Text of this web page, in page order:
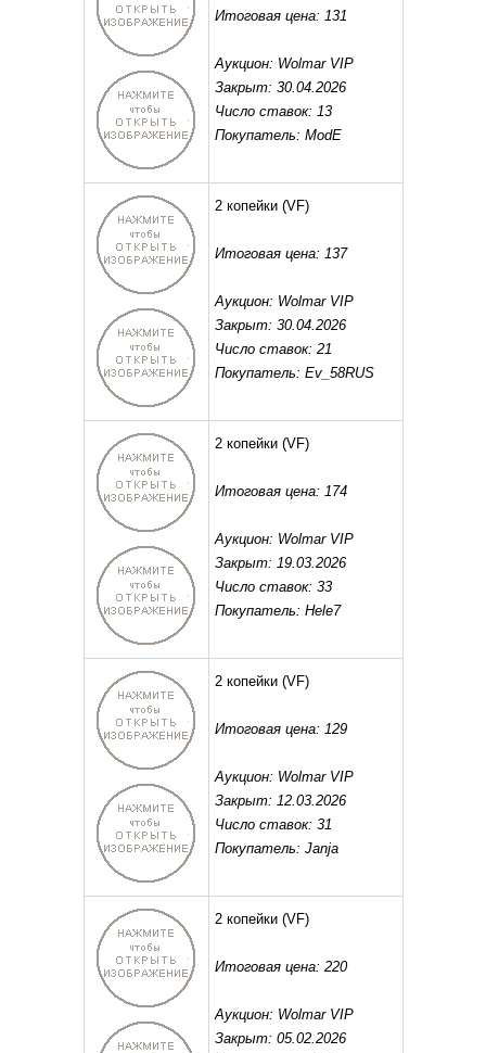
Итоговая цена: 131
Аукцион: Wolmar VIP
Закрыт: 30.04.2026
Число ставок: 13
Покупатель: ModE
2 копейки(VF)
Итоговая цена: 137
Аукцион: Wolmar VIP
Закрыт: 30.04.2026
Число ставок: 21
Покупатель: Ev_58RUS
2 копейки(VF)
Итоговая цена: 174
Аукцион: Wolmar VIP
Закрыт: 19.03.2026
Число ставок: 33
Покупатель: Hele7
2 копейки(VF)
Итоговая цена: 129
Аукцион: Wolmar VIP
Закрыт: 12.03.2026
Число ставок: 31
Покупатель: Janja
2 копейки(VF)
Итоговая цена: 220
Аукцион: Wolmar VIP
Закрыт: 05.02.2026